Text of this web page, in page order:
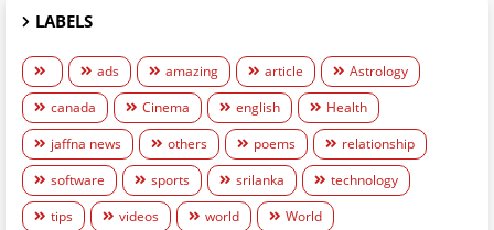
LABELS
ads amazing article
Astrology
canada
Cinema english
Health
jaffna news
others poems
relationship
software
sports srilanka
technology
tips
videos world World